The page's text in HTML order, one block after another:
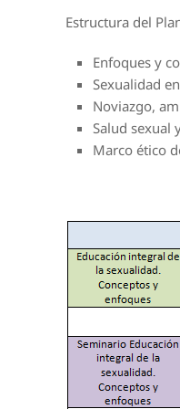
Estructura del
Enfoques y
Sexualidad
Noviazgo,
Salud sexual
Marco ético